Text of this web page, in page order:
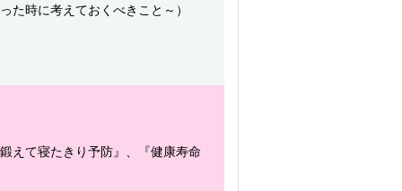
た時に考えておくべきこと～）
えて寝たきり予防』、『健康寿命